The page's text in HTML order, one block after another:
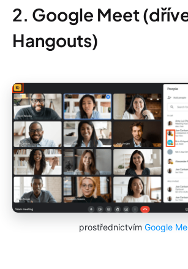
2. Google Meet
Hangouts)
prostřednictvím Google